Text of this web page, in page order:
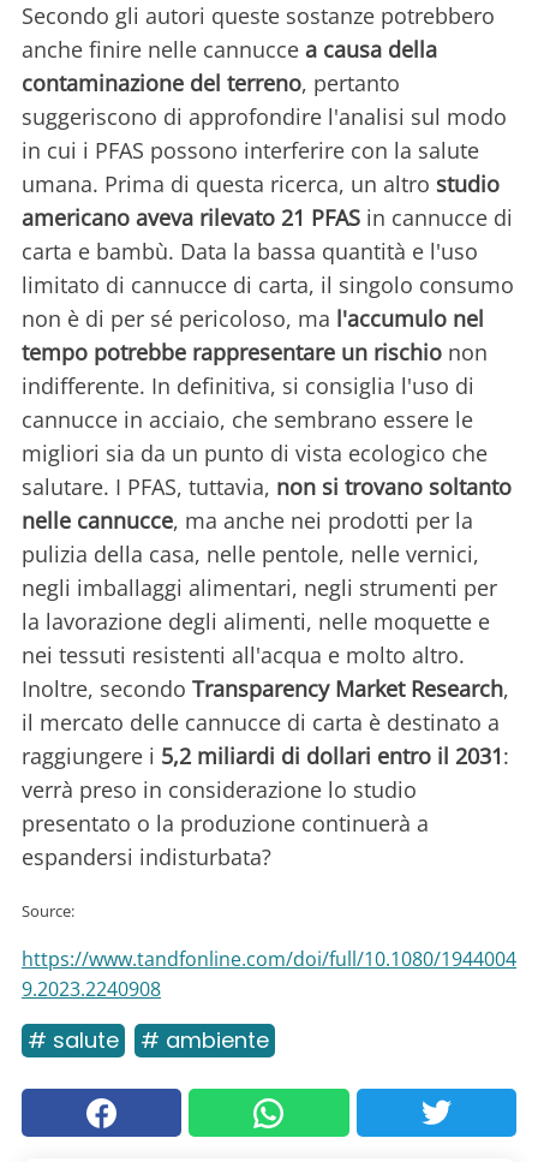
Secondo gli autori queste sostanze potrebbero
anche finire nelle cannucce a causa della
contaminazione del terreno, pertanto
suggeriscono di approfondire l'analisi sul modo
in cui i PFAS possono interferire con la salute
umana. Prima di questa ricerca, un altro studio
americano aveva rilevato 21 PFAS in cannucce di
carta e bambù. Data la bassa quantità e l'uso
limitato di cannucce di carta, il singolo consumo
non è di per sé pericoloso, ma l'accumulo nel
tempo potrebbe rappresentare un rischio non
indifferente. In definitiva, si consiglia l'uso di
cannucce in acciaio, che sembrano essere le
migliori sia da un punto di vista ecologico che
salutare. I PFAS, tuttavia, non si trovano soltanto
nelle cannucce, ma anche nei prodotti per la
pulizia della casa, nelle pentole, nelle vernici,
negli imballaggi alimentari, negli strumenti per
la lavorazione degli alimenti, nelle moquette e
nei tessuti resistenti all'acqua e molto altro.
Inoltre, secondo Transparency Market Research,
il mercato delle cannucce di carta è destinato a
raggiungere i 5,2 miliardi di dollari entro il 2031:
verrà preso in considerazione lo studio
presentato o la produzione continuerà a
espandersi indisturbata?
Source:
https://www.tandfonline.com/doi/full/10.1080/1944004
9.2023.2240908
# salute # ambiente